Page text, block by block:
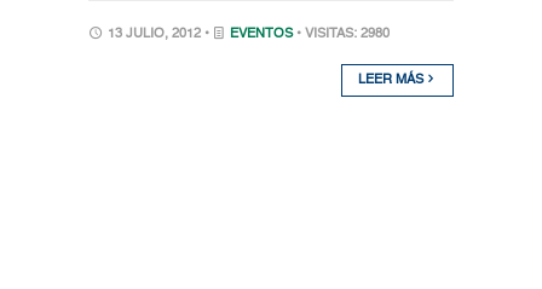
13 JULIO, 2012 • EVENTOS • VISITAS: 2980
LEER MÁS